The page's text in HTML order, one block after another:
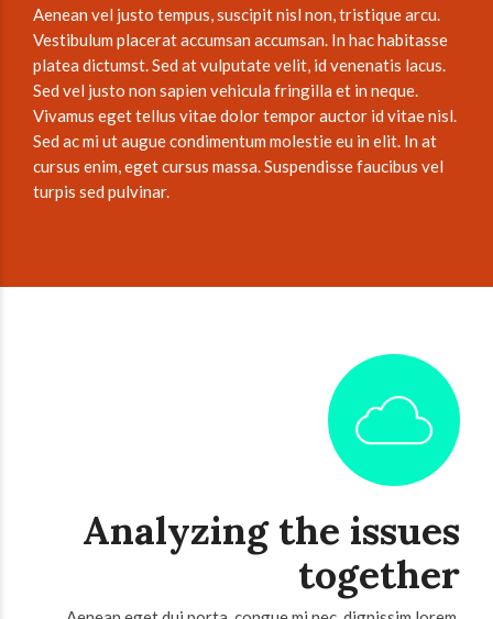
Aenean vel justo tempus, suscipit nisl non, tristique arcu.
Vestibulum placerat accumsan accumsan. In hac habitasse
platea dictumst. Sed at vulputate velit, id venenatis lacus.
Sed vel justo non sapien vehicula fringilla et in neque.
Vivamus eget tellus vitae dolor tempor auctor id vitae nisl.
Sed ac mi ut augue condimentum molestie eu in elit. In at
cursus enim, eget cursus massa. Suspendisse faucibus vel
turpis sed pulvinar.
Analyzing the issues
together